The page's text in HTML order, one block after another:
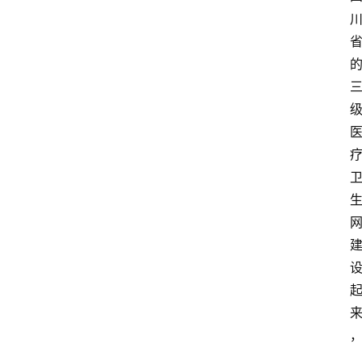
川
省
的
三
级
医
疗
卫
生
网
建
设
起
来
，